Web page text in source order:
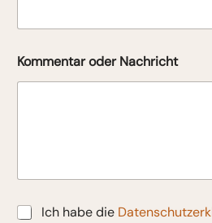
Kommentar oder Nachricht
D
Ich habe die